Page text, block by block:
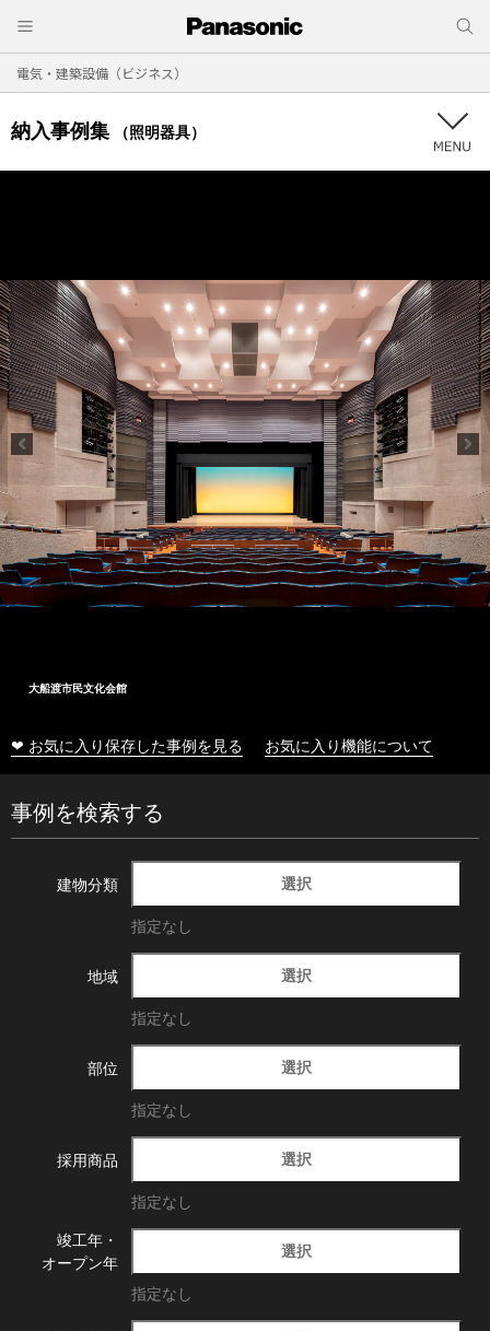
電気・建築設備（ビジネス）
納入事例集 （照明器具）
大船渡市民文化会館
❤ お気に入り保存した事例を見る お気に入り機能について
事例を検索する
建物分類 選択
指定なし
地域 選択
指定なし
部位 選択
指定なし
採用商品 選択
指定なし
竣工年・
オープン年
選択
指定なし